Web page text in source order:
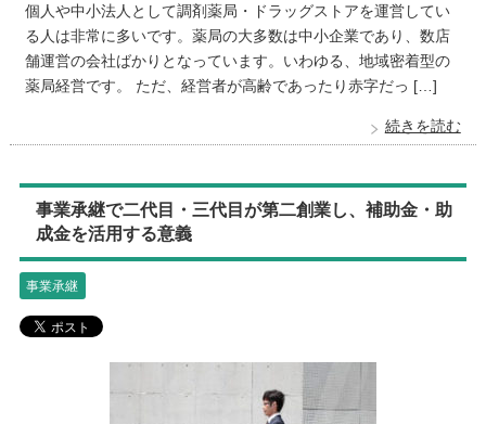
個人や中小法人として調剤薬局・ドラッグストアを運営してい
る人は非常に多いです。薬局の大多数は中小企業であり、数店
舗運営の会社ばかりとなっています。いわゆる、地域密着型の
薬局経営です。 ただ、経営者が高齢であったり赤字だっ […]
続きを読む
事業承継で二代目・三代目が第二創業し、補助金・助
成金を活用する意義
事業承継